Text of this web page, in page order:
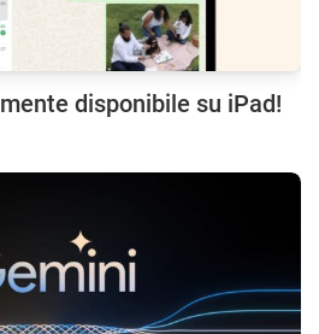
disponibile su iPad!